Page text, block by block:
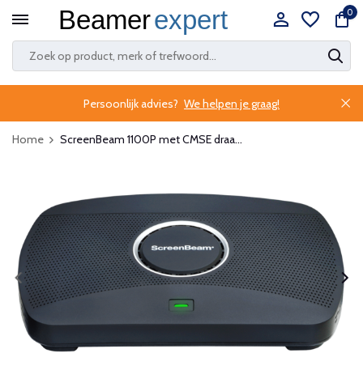
0
Persoonlijk advies? We helpen je graag!
Home ScreenBeam 1100P met CMSE draa...